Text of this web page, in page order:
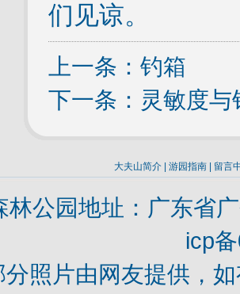
们见谅。
上一条： 钓箱
下一条： 灵敏度与
大夫山简介 游园指南 留言
林公园地址：广东省
icp
分照片由网友提供，